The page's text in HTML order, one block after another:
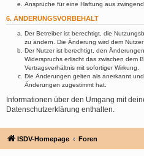
Ansprüche für eine Haftung aus
6. ÄNDERUNGSVORBEHALT
Der Betreiber ist berechtigt, die
zu ändern. Die Änderung wird dem Nutzer
Der Nutzer ist berechtigt, den
Widerspruchs erlischt das zwischen dem
Vertragsverhältnis mit sofortiger Wirkung.
Die Änderungen gelten als anerkannt
Änderungen zugestimmt hat.
Informationen über den Umgang mit
Datenschutzerklärung enthalten.
ISDV-Homepage Foren